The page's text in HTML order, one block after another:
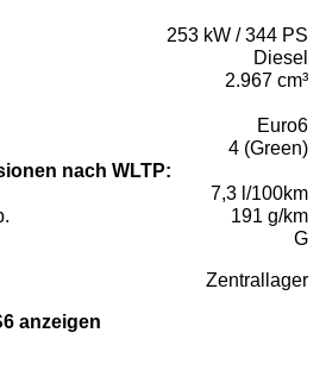
253 kW / 344 PS
Diesel
2.967 cm³
Euro6
4 (Green)
nach WLTP:
7,3 l/100km
191 g/km
G
Zentrallager
anzeigen